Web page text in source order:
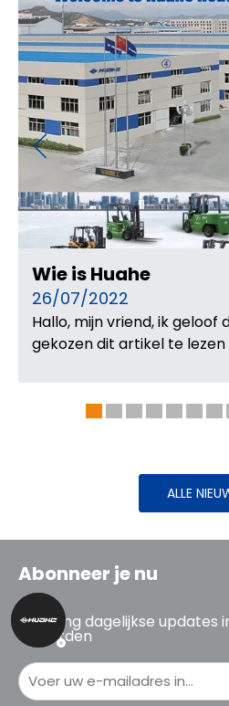
Wie is Huahe
26/07/2022
Hallo, mijn vriend, ik
gekozen dit artikel te
artikel geeft u een
vanuit alle aspecten,
ALLE
Abonneer je nu
Ontvang dagelijkse updates
te worden